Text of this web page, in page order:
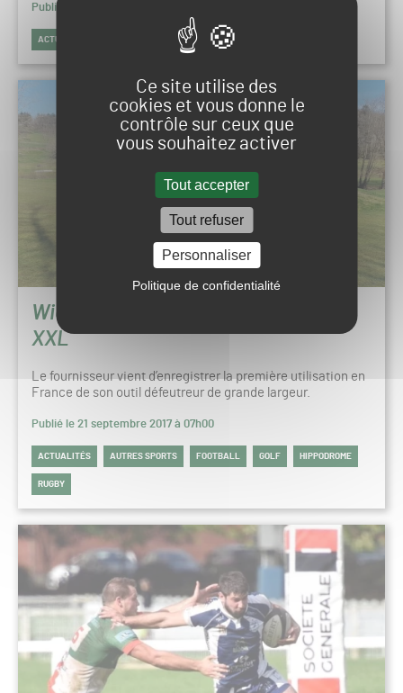
Ce site utilise des
cookies et vous donne le
contrôle sur ceux que
vous souhaitez activer
Tout accepter
Tout refuser
Personnaliser
Politique de confidentialité
Publié le 25 septembre 2017 à 16h01
ACTUALITÉS
Wiedenmann lance le défeutrage
XXL
Le fournisseur vient d’enregistrer la première utilisation en
France de son outil défeutreur de grande largeur.
Publié le 21 septembre 2017 à 07h00
ACTUALITÉS AUTRES SPORTS FOOTBALL GOLF HIPPODROME
RUGBY